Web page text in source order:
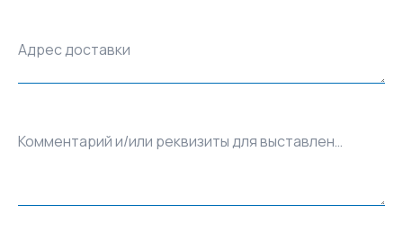
Адрес доставки
Комментарий и/или реквизиты для выставления счёта